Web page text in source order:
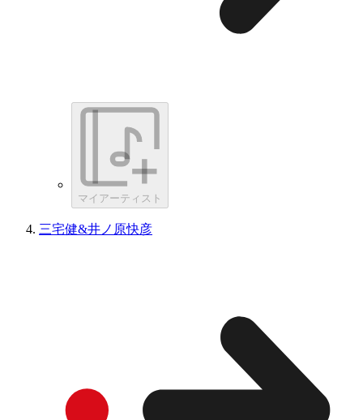
マイアーティスト
三宅健&井ノ原快彦